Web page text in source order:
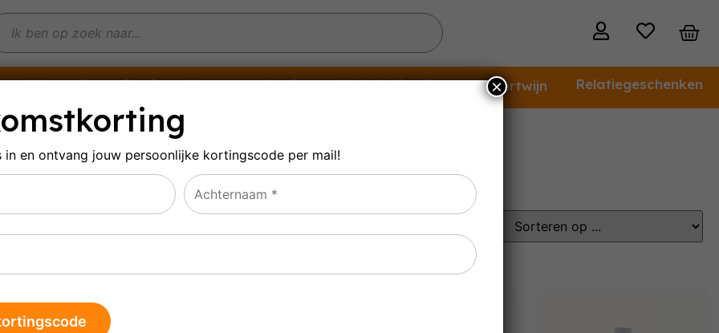
Witte wijn Rosé Mousserende wijn Alcoholvrije wijn Dessertwijn Relatiegeschenken
topwijnen
in en ontvang jouw persoonlijke kortingscode per mail!
×